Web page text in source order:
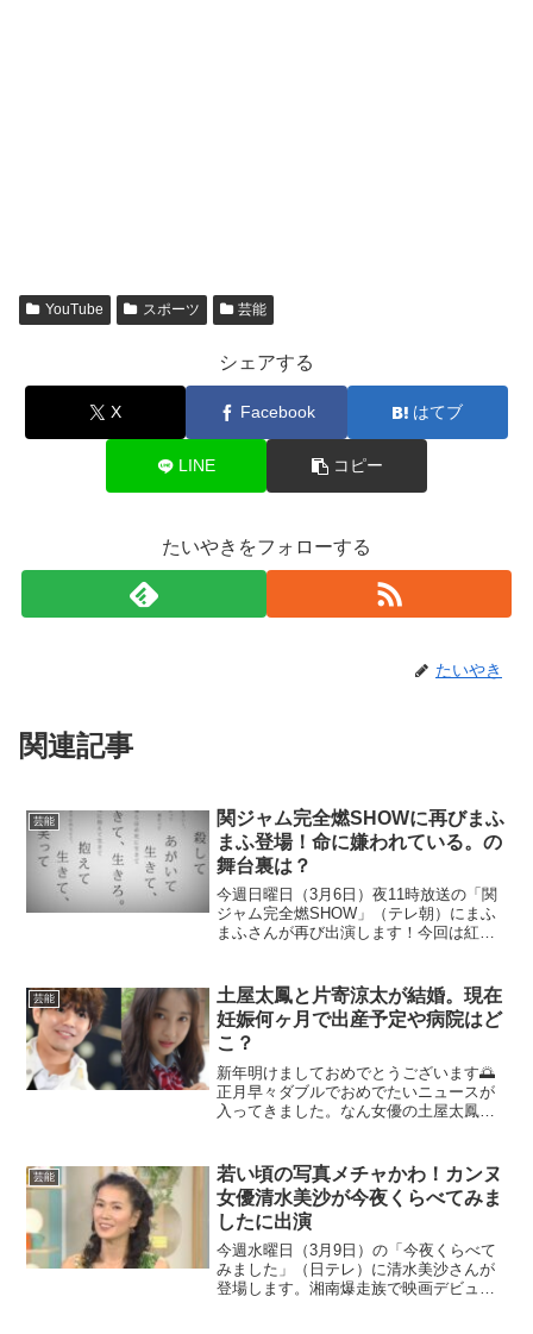
YouTube スポーツ 芸能
シェアする
X Facebook はてブ
LINE コピー
たいやきをフォローする
たいやき
関連記事
芸能
関ジャム完全燃SHOWに再びまふ
まふ登場！命に嫌われている。の
舞台裏は？
今週日曜日（3月6日）夜11時放送の「関
ジャム完全燃SHOW」（テレ朝）にまふ
まふさんが再び出演します！今回は紅白
この曲はまふまふさんの曲なのか、どん
な歌詞なのか気にな...
芸能
土屋太鳳と片寄涼太が結婚。現在
妊娠何ヶ月で出産予定や病院はど
こ？
新年明けましておめでとうございます🌅
正月早々ダブルでおめでたいニュースが
入ってきました。なん女優の土屋太鳳さ
中と言うことでいわゆる”できちゃった
婚”でゴールインしたこと...
芸能
若い頃の写真メチャかわ！カンヌ
女優清水美沙が今夜くらべてみま
したに出演
今週水曜日（3月9日）の「今夜くらべて
みました」（日テレ）に清水美沙さんが
登場します。湘南爆走族で映画デビュー